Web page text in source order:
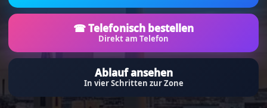
☎ Telefonisch bestellen
Direkt am Telefon
Ablauf ansehen
In vier Schritten zur Zone